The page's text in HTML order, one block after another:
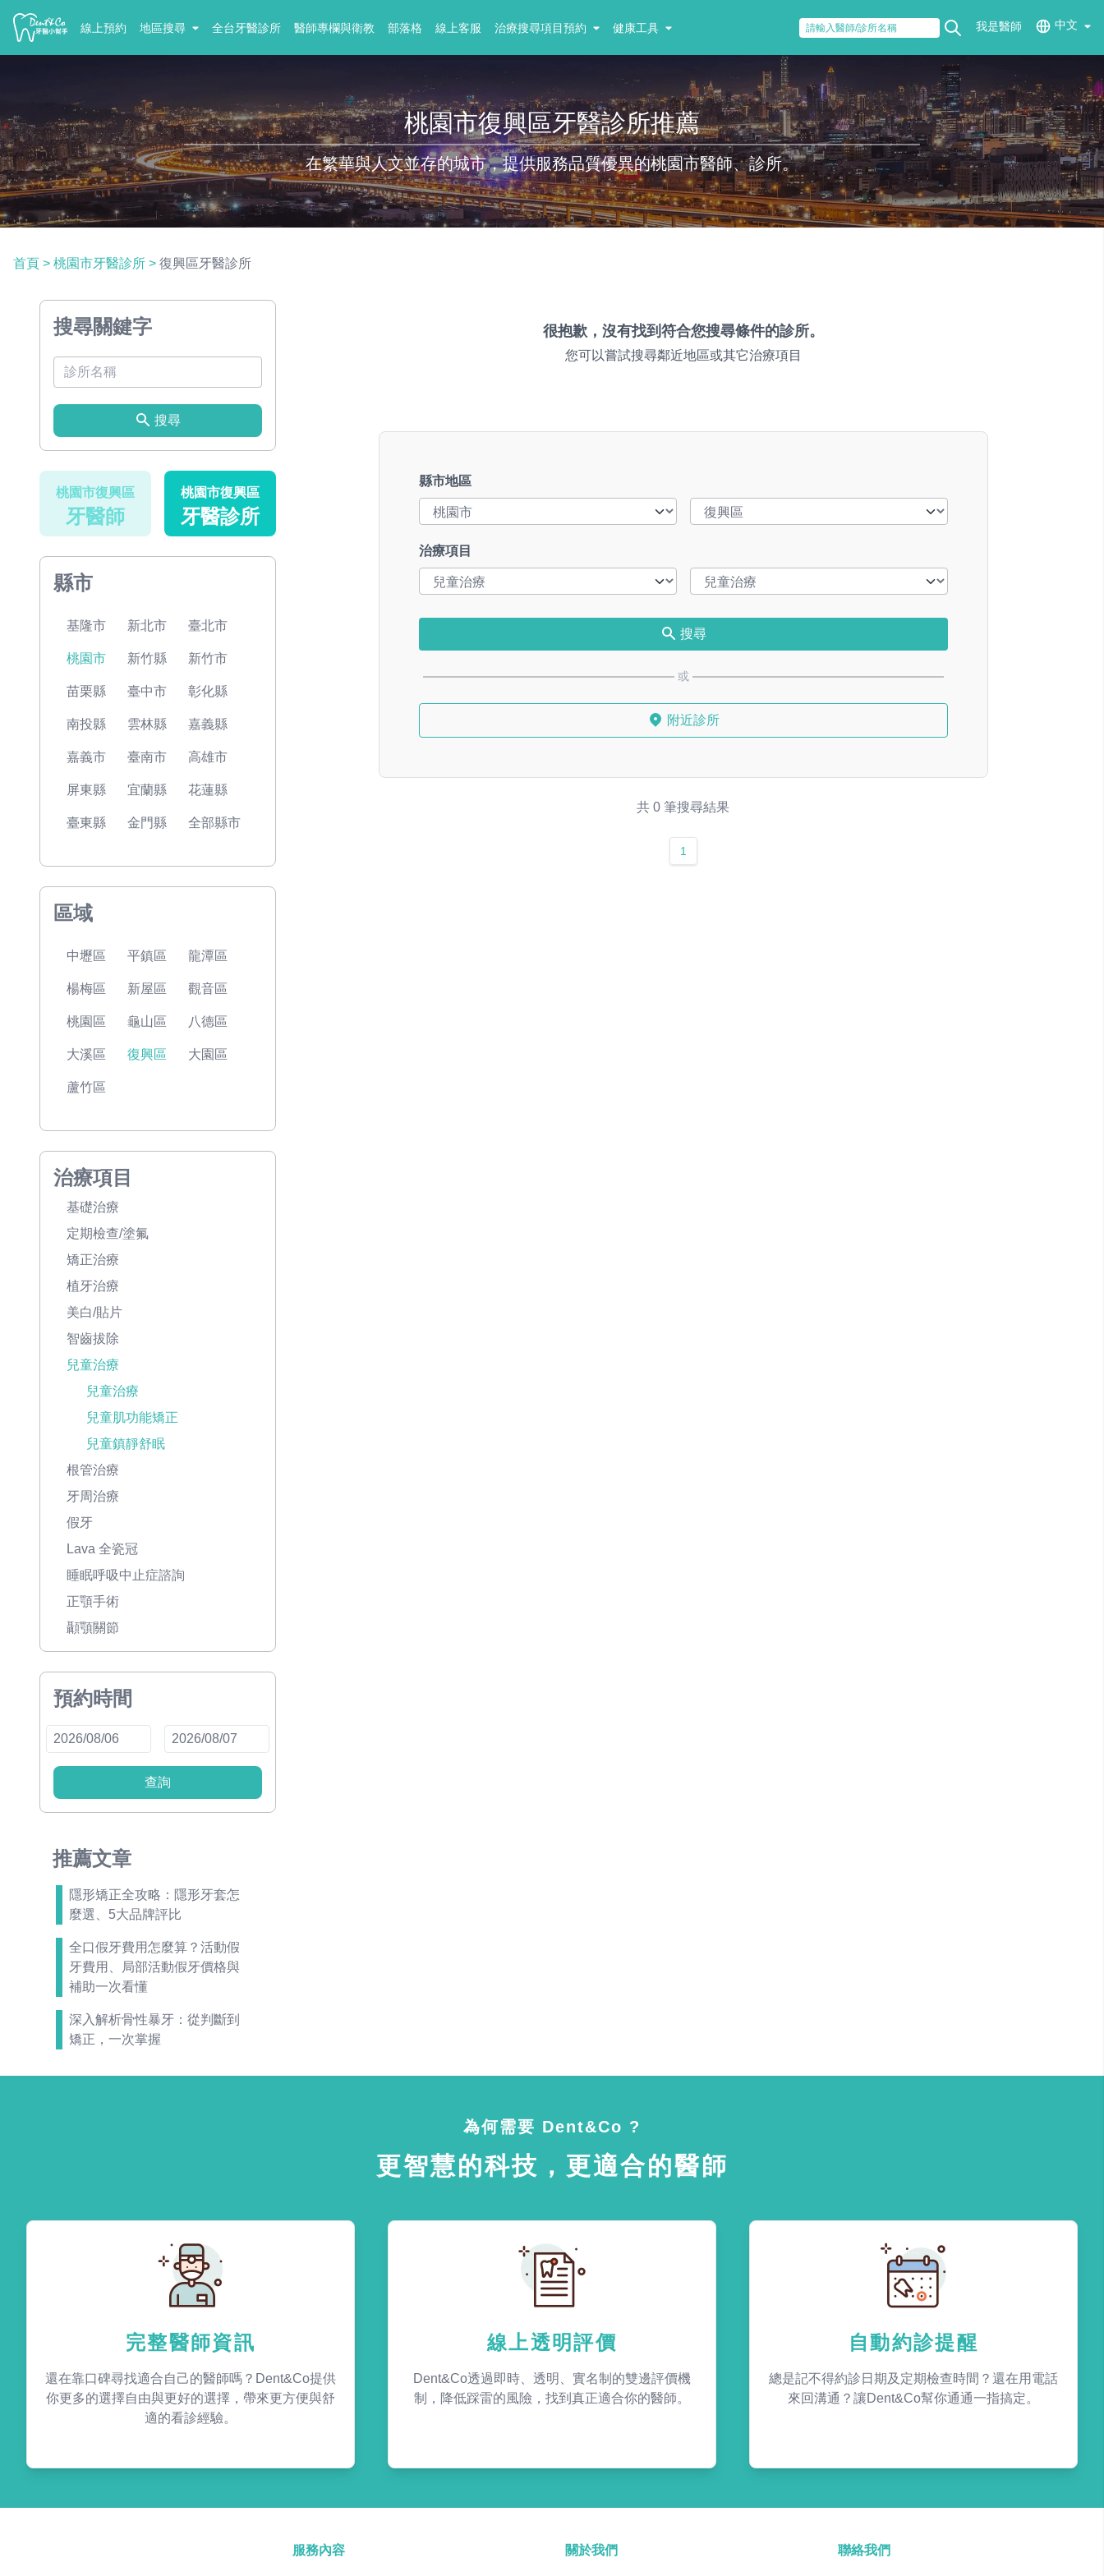
線上預約 地區搜尋 全台牙醫診所 醫師專欄與衛教 部落格 線上客服 治療搜尋項目預約 健康工具 我是醫師 中文
桃園市復興區牙醫診所推薦
在繁華與人文並存的城市，提供服務品質優異的桃園市醫師、診所。
首頁 > 桃園市牙醫診所 > 復興區牙醫診所
搜尋關鍵字
搜尋
桃園市復興區
牙醫師
桃園市復興區
牙醫診所
縣市
基隆市 新北市 臺北市
桃園市 新竹縣 新竹市
苗栗縣 臺中市 彰化縣
南投縣 雲林縣 嘉義縣
嘉義市 臺南市 高雄市
屏東縣 宜蘭縣 花蓮縣
臺東縣 金門縣 全部縣市
區域
中壢區 平鎮區 龍潭區
楊梅區 新屋區 觀音區
桃園區 龜山區 八德區
大溪區 復興區 大園區
蘆竹區
治療項目
基礎治療
定期檢查/塗氟
矯正治療
植牙治療
美白/貼片
智齒拔除
兒童治療
兒童治療
兒童肌功能矯正
兒童鎮靜舒眠
根管治療
牙周治療
假牙
Lava 全瓷冠
睡眠呼吸中止症諮詢
正顎手術
顳顎關節
預約時間
查詢
推薦文章
隱形矯正全攻略：隱形牙套怎
麼選、5大品牌評比
全口假牙費用怎麼算？活動假
牙費用、局部活動假牙價格與
補助一次看懂
深入解析骨性暴牙：從判斷到
矯正，一次掌握
很抱歉，沒有找到符合您搜尋條件的診所。
您可以嘗試搜尋鄰近地區或其它治療項目
縣市地區
治療項目
搜尋
或
附近診所
共 0 筆搜尋結果
1
為何需要 Dent&Co ?
更智慧的科技，更適合的醫師
完整醫師資訊
還在靠口碑尋找適合自己的醫師嗎？Dent&Co提供
你更多的選擇自由與更好的選擇，帶來更方便與舒
適的看診經驗。
線上透明評價
Dent&Co透過即時、透明、實名制的雙邊評價機
制，降低踩雷的風險，找到真正適合你的醫師。
自動約診提醒
總是記不得約診日期及定期檢查時間？還在用電話
來回溝通？讓Dent&Co幫你通通一指搞定。
服務內容 關於我們 聯絡我們